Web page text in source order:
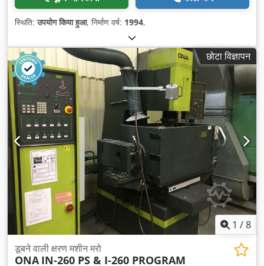
स्थिति:उपयोग किया हुआ, निर्माण वर्ष: 1994,
छोटा विज्ञापन
1 /8
डूबने वाली क्षरण मशीन मरो
ONA IN-260 PS & I-260 PROGRAM